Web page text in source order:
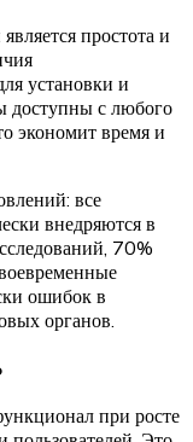
простота и
установки и
доступны с любого
экономит время и
все
внедряются в
70%
ошибок в
органов.
при росте